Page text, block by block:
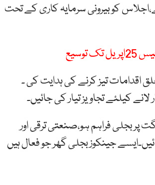
کو بیرونی سرمایہ کاری کے تحت
اقدامات تیز کرنے کی ہدایت کی ۔
کیلئے تجاویز تیار کی جائیں۔
بجلی فراہم ہو،صنعتی ترقی اور
جینکوز بجلی گھر جو فعال ہیں